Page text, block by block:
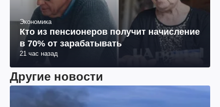
Экономика
Кто из пенсионеров получит начисление
в 70% от зарабатывать
21 час назад
Другие новости